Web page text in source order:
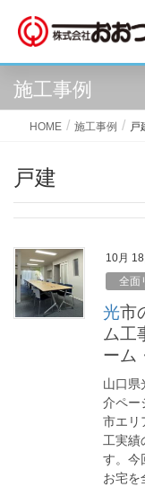
施工事例
HOME 施工事例 戸
戸建
10月
全面
光市の「住宅から事務所」リフォー
ム工
ーム
山口県
介ペー
市エリ
工実績
す。今
お宅を